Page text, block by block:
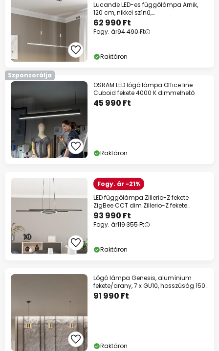
Lucande LED-es függőlámpa Arnik,
120 cm, nikkel színű,
fényerőszabályozós
62 990 Ft
Fogy. ár94 490 Ft
Raktáron
Szponzorálja
OSRAM LED lógó lámpa Office line
Cuboid fekete 4000 K dimmelhető
45 990 Ft
Raktáron
Fogy. ár -21%
LED függőlámpa Zillerio-Z fekete
ZigBee CCT dim Zillerio-Z fekete
ZigBee
93 990 Ft
Fogy. ár119 355 Ft
Raktáron
Lógó lámpa Genesis, alumínium
fekete/arany, 7 x GU10, hosszúság 150
cm
91 990 Ft
Raktáron